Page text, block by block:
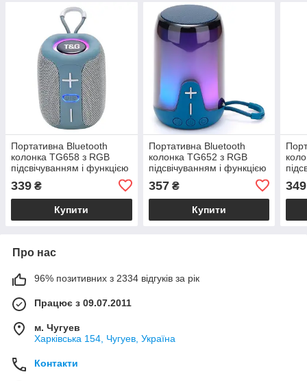
Портативна Bluetooth
колонка TG658 з RGB
підсвічуванням і функцією
гучного зв'язку, радіо, сіра
339 ₴
Купити
Портативна Bluetooth
колонка TG652 з RGB
підсвічуванням і функцією
гучного зв'язку, радіо, синя
357₴
Купити
349
Про нас
96% позитивних з 2334 відгуків за рік
Працює з 09.07.2011
м. Чугуев
Харківська 154, Чугуев, Україна
Контакти